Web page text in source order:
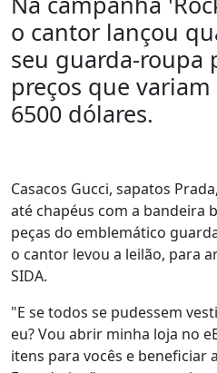
o cantor lançou
seu guarda-roupa
preços que
6500 dólares.
Casacos Gucci, sapatos
até chapéus com a bandeira
peças do emblemático
o cantor levou a leilão, para
SIDA.
"E se todos se pudessem
eu? Vou abrir minha loja no
itens para vocês e beneficiar